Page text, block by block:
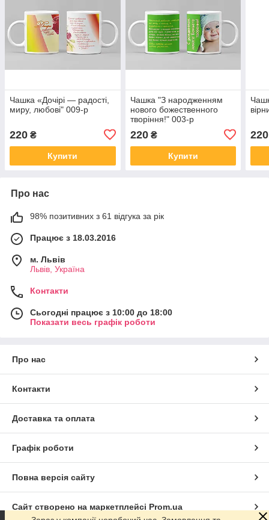
Чашка «Дочірі — радості,
миру, любові" 009-р
220 ₴
Купити
Чашка "З народженням
нового божественного
творіння!" 003-р
220₴
Купити
220
Про нас
98% позитивних з 61 відгука за рік
Працює з 18.03.2016
м. Львів
Львів, Україна
Контакти
Сьогодні працює з 10:00 до 18:00
Показати весь графік роботи
Про нас
Контакти
Доставка та оплата
Графік роботи
Повна версія сайту
Сайт створено на маркетплейсі Prom.ua